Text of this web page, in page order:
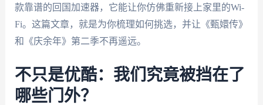
款靠谱的回国加速器，它能让你仿佛重新接上家里的Wi-
Fi。这篇文章，就是为你梳理如何挑选，并让《甄嬛传》
和《庆余年》第二季不再遥远。
不只是优酷：我们究竟被挡在了
哪些门外？